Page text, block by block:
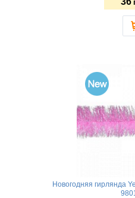
Новогодняя гирлянда